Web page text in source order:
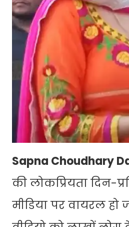
Sapna Choudhary
की लोकप्रियता दिन-
मीडिया पर वायरल हो